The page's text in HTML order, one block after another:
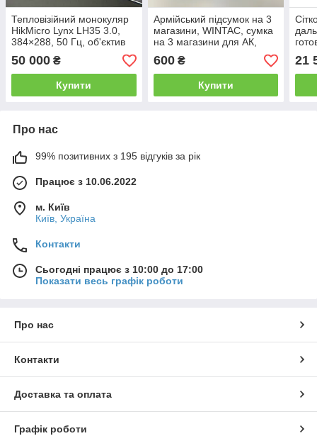
Тепловізійний монокуляр
HikMicro Lynx LH35 3.0,
384×288, 50 Гц, об'єктив
35 мм, AMOLED
1920×1080 (HM-TSF3-
35Y1G/W1-LH35 3.0)
50 000 ₴
Купити
Армійський підсумок на 3
магазини, WINTAC, сумка
на 3 магазини для АК,
Мультикам, Cordura
1000D
600₴
Купити
сітки
21
Про нас
99% позитивних з 195 відгуків за рік
Працює з 10.06.2022
м. Київ
Київ, Україна
Контакти
Сьогодні працює з 10:00 до 17:00
Показати весь графік роботи
Про нас
Контакти
Доставка та оплата
Графік роботи